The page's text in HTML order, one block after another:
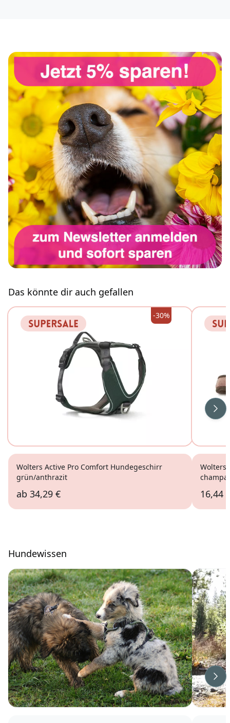
Das könnte dir auch gefallen
-30%
Wolters Active Pro Comfort Hundegeschirr
grün/anthrazit
ab 34,29 €
Wolters
16,44
Hundewissen